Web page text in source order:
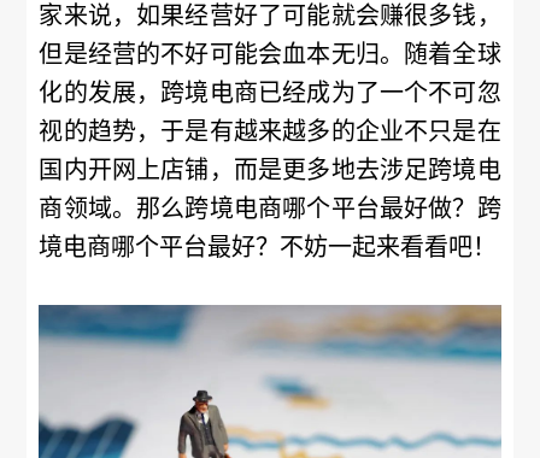
家来说，如果经营好了可能就会赚很多钱，
但是经营的不好可能会血本无归。随着全球
化的发展，跨境电商已经成为了一个不可忽
视的趋势，于是有越来越多的企业不只是在
国内开网上店铺，而是更多地去涉足跨境电
商领域。那么跨境电商哪个平台最好做？跨
境电商哪个平台最好？不妨一起来看看吧！